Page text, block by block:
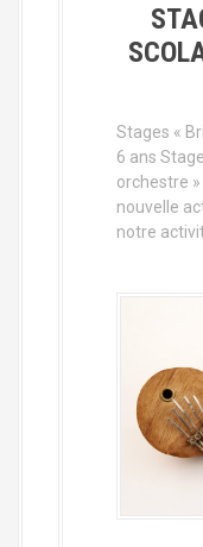
Stages «
6 ans
orchestre
nouvelle
notre